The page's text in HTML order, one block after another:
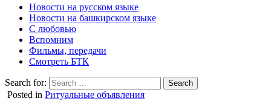
Новости на русском языке
Новости на башкирском языке
С любовью
Вспомним
Фильмы, передачи
Смотреть БТК
Search for:
Posted in Ритуальные объявления